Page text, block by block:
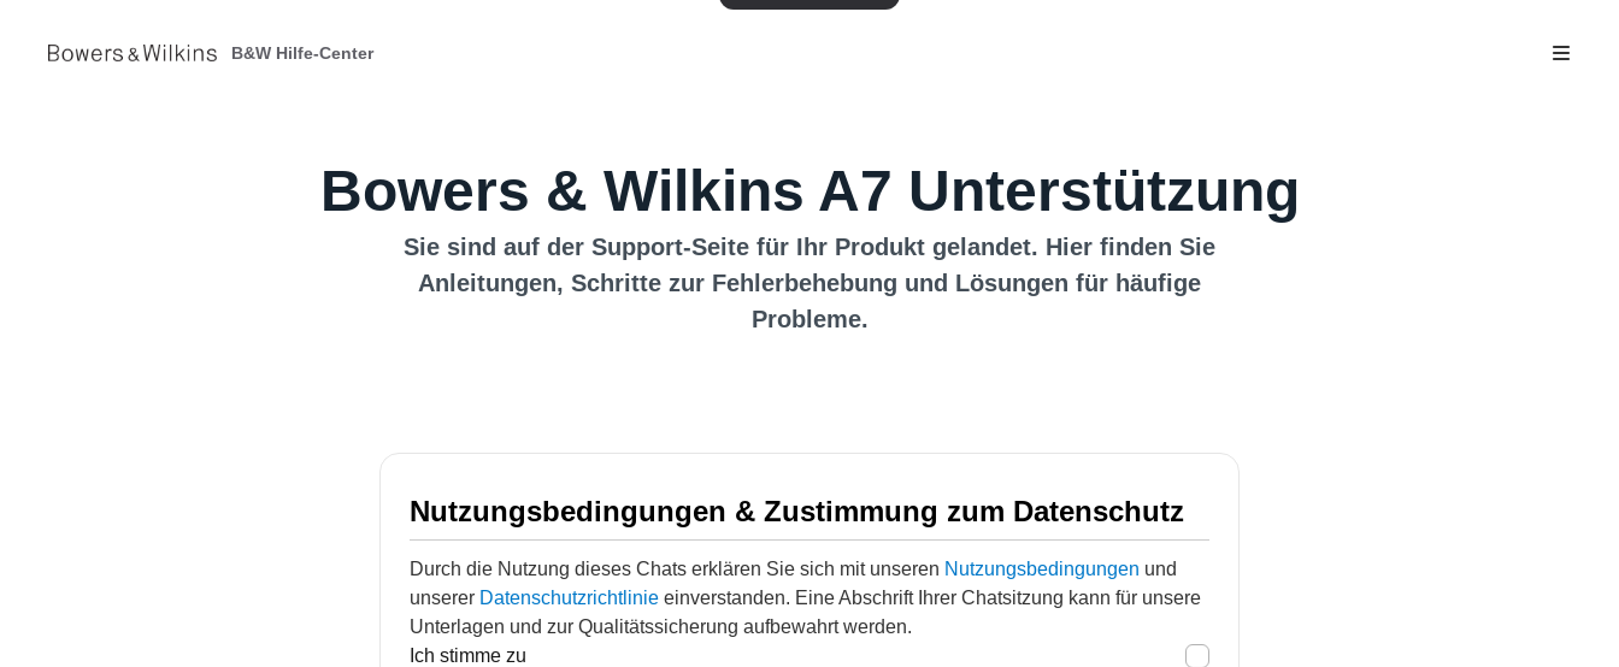
B&W Hilfe-Center
Bowers & Wilkins A7 Unterstützung
Sie sind auf der Support-Seite für Ihr Produkt gelandet. Hier finden Sie
Anleitungen, Schritte zur Fehlerbehebung und Lösungen für häufige
Probleme.
Nutzungsbedingungen & Zustimmung zum Datenschutz
Durch die Nutzung dieses Chats erklären Sie sich mit unseren Nutzungsbedingungen und
unserer Datenschutzrichtlinie einverstanden. Eine Abschrift Ihrer Chatsitzung kann für unsere
Unterlagen und zur Qualitätssicherung aufbewahrt werden.
Ich stimme zu